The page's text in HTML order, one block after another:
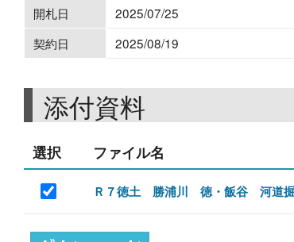
開札日
2025/07/25
契約日
2025/08/19
添付資料
選択 ファイル名
Ｒ７徳土 勝浦川 徳・飯谷 河道掘